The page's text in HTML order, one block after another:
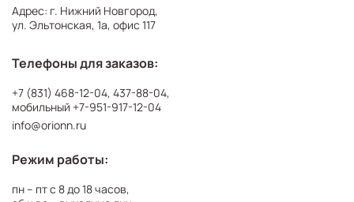
Адрес: г. Нижний Новгород,
ул. Эльтонская, 1а, офис 117
Телефоны для заказов:
+7 (831) 468-12-04, 437-88-04,
мобильный +7-951-917-12-04
info@orionn.ru
Режим работы:
пн – пт с 8 до 18 часов,